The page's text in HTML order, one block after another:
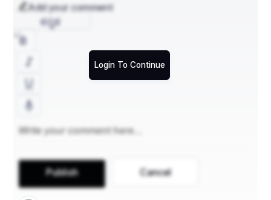
लेती हैं अर्थशास्त्र की "शिक्षा" भी ..
वो धरा से चाँद तक जा पहुँची,
मनवाया अपना "लोहा" हैं ..
उन परिस्थितियों में भी डटी रही,
जब "धैर्य" भी साहस खोया हैं..
वो नृत्य करे और गायन भी,
Add your comment
Login To Continue
ಕನ್ನಡ
Publish Cancel